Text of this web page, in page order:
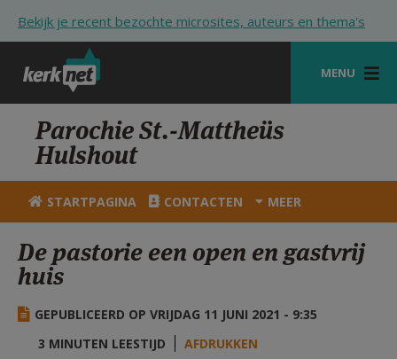
Bekijk je recent bezochte microsites, auteurs en thema's
MENU
STARTPAGINA
KERK
VIERINGEN
HULP
STARTPAGINA PORTAAL
Parochie St.-Mattheüs
Hulshout
STARTPAGINA CONTACTEN MEER
De pastorie een open en gastvrij
huis
GEPUBLICEERD OP VRIJDAG 11 JUNI 2021 - 9:35
3 MINUTEN LEESTIJD
AFDRUKKEN